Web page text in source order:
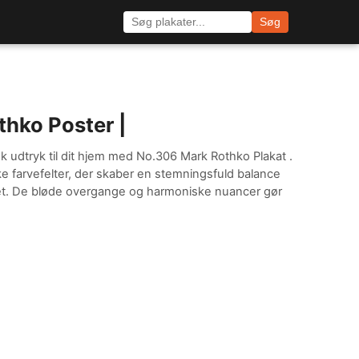
Søg
Poster |
udtryk til dit hjem med No.306 Mark Rothko Plakat .
farvefelter, der skaber en stemningsfuld balance
De bløde overgange og harmoniske nuancer gør